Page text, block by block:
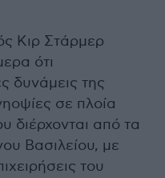
Κιρ Στάρμερ
ότι
δυνάμεις της
σε πλοία
διέρχονται από τα
Βασιλείου, με
του